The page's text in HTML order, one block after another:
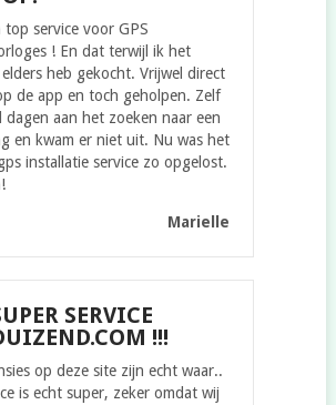
top service voor GPS
! En dat terwijl ik het
heb gekocht. Vrijwel direct
de app en toch geholpen. Zelf
dagen aan het zoeken naar een
en kwam er niet uit. Nu was het
installatie service zo opgelost.
Marielle
SERVICE
!!!
op deze site zijn echt waar..
is echt super, zeker omdat wij